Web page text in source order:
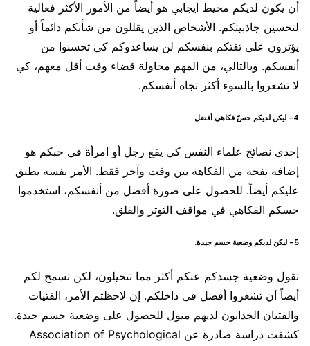
أن يكون لديكم محيط ايجابي هو أيضاً من الأمور الأكثر فعالية
لتحسين جاذبيتكم. الأشخاص الذين يقللون من شأنكم دائماً أو
يؤثرون على ثقتكم بنفسكم لن يساعدوكم كي تحسنوا من
أنفسكم. وبالتالي، من المهم محاولة قضاء وقت أقل معهم، كي
لا تشعروا بالسوء أكثر تجاه أنفسكم.
4- ليكن لديكم حسّ فكاهي أفضل
إحدى نصائح علماء النفس كي يقع رجل أو امرأة في حبكم هو
إضافة نفحة من الفكاهة بين وقت وآخر فقط. الأمر نفسه يطبق
عليكم أيضاً. للحصول على صورة أفضل من أنفسكم، استخدموا
حسكم الفكاهي في مواقف التوتر والقلق.
5- ليكن لديكم وضعية جسم جيدة.
تقول وضعية جسدكم عنكم أكثر مما تتخيلون، لكن تسمح لكم
أيضاً أن تشعروا أفضل في داخلكم. إن لاحظتم الأمر، الفتيات
والفتيان الجذابون لديهم ميول للحصول على وضعية جسم جيدة.
كشفت دراسة صادرة عن Association of Psychological